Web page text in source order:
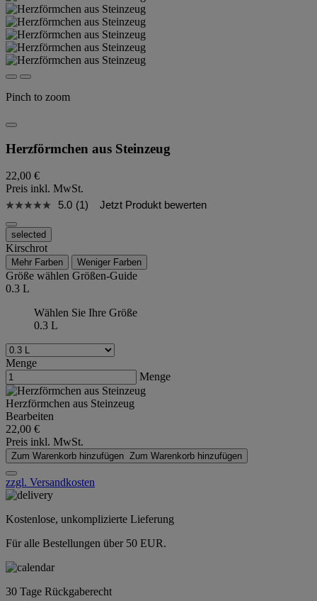
Pinch to zoom
Herzförmchen aus Steinzeug
22,00 €
Preis inkl. MwSt.
5.0 (1) Jetzt Produkt bewerten
selected
Kirschrot
Mehr Farben Weniger Farben
Größe wählen Größen-Guide
0.3 L
Wählen Sie Ihre Größe
0.3 L
Menge
Menge
Herzförmchen aus Steinzeug
Bearbeiten
22,00 €
Preis inkl. MwSt.
Zum Warenkorb hinzufügen Zum Warenkorb hinzufügen
zzgl. Versandkosten
Kostenlose, unkomplizierte Lieferung
Für alle Bestellungen über 50 EUR.
30 Tage Rückgaberecht